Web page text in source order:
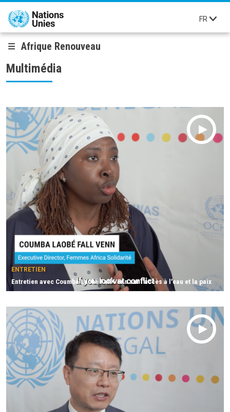
Aller au contenu principal
FR
Afrique Renouveau
Multimédia
ENTRETIEN
Entretien avec Coumba Laobé Fall Venn sur l'accès à l'eau et la paix